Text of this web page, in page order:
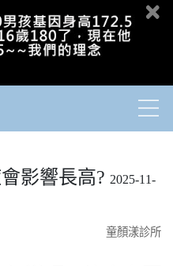
影響長高? 2025-11-
童顏漾診所